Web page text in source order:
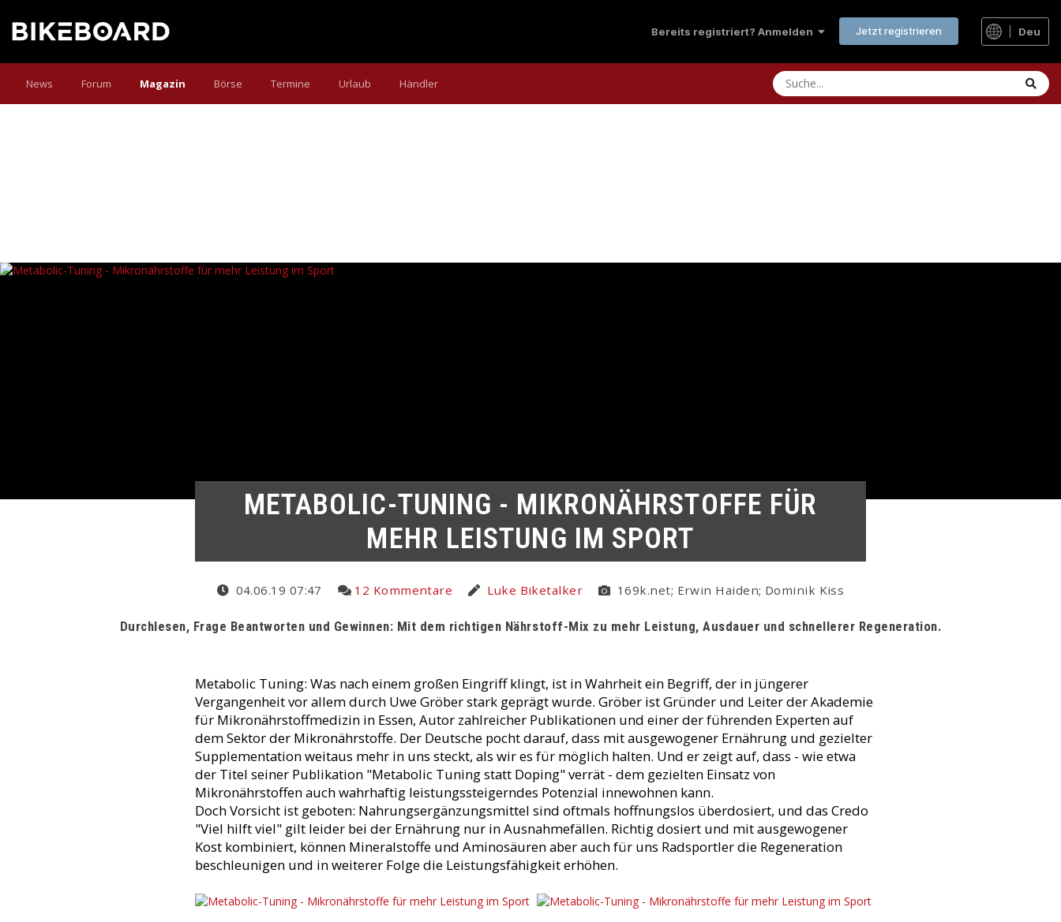
Bereits registriert? Anmelden Jetzt registrieren Deu
News Forum Magazin Börse Termine Urlaub Händler
METABOLIC-TUNING - MIKRONÄHRSTOFFE FÜR
MEHR LEISTUNG IM SPORT
04.06.19 07:47 12 Kommentare Luke Biketalker 169k.net; Erwin Haiden; Dominik Kiss
Durchlesen, Frage Beantworten und Gewinnen: Mit dem richtigen Nährstoff-Mix zu mehr Leistung, Ausdauer und schnellerer Regeneration.
Metabolic Tuning: Was nach einem großen Eingriff klingt, ist in Wahrheit ein Begriff, der in jüngerer
Vergangenheit vor allem durch Uwe Gröber stark geprägt wurde. Gröber ist Gründer und Leiter der Akademie
für Mikronährstoffmedizin in Essen, Autor zahlreicher Publikationen und einer der führenden Experten auf
dem Sektor der Mikronährstoffe. Der Deutsche pocht darauf, dass mit ausgewogener Ernährung und gezielter
Supplementation weitaus mehr in uns steckt, als wir es für möglich halten. Und er zeigt auf, dass - wie etwa
der Titel seiner Publikation "Metabolic Tuning statt Doping" verrät - dem gezielten Einsatz von
Mikronährstoffen auch wahrhaftig leistungssteigerndes Potenzial innewohnen kann.
Doch Vorsicht ist geboten: Nahrungsergänzungsmittel sind oftmals hoffnungslos überdosiert, und das Credo
"Viel hilft viel" gilt leider bei der Ernährung nur in Ausnahmefällen. Richtig dosiert und mit ausgewogener
Kost kombiniert, können Mineralstoffe und Aminosäuren aber auch für uns Radsportler die Regeneration
beschleunigen und in weiterer Folge die Leistungsfähigkeit erhöhen.